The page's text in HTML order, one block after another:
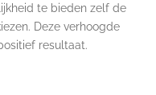
te bieden zelf de
Deze verhoogde
resultaat.